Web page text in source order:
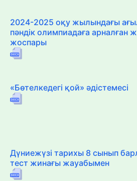
2024-2025 оқу жылындағы
пәндік олимпиадаға
жоспары
«Бөтелкедегі қой» әдістемесі
Дүниежүзі тарихы 8 сынып
тест жинағы жауабымен